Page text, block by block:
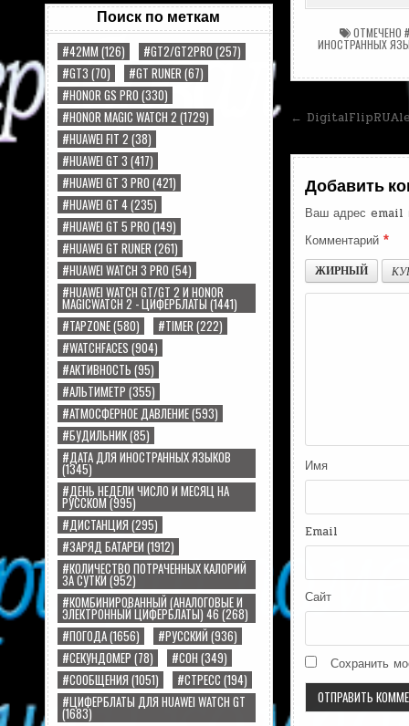
Поиск по меткам
#42MM (126) #GT2/GT2PRO (257)
#GT3 (70) #GT RUNER (67)
#HONOR GS PRO (330)
#HONOR MAGIC WATCH 2 (1729)
#HUAWEI FIT 2 (38)
#HUAWEI GT 3 (417)
#HUAWEI GT 3 PRO (421)
#HUAWEI GT 4(235)
#HUAWEI GT 5 PRO (149)
#HUAWEI GT RUNER (261)
#HUAWEI WATCH 3 PRO (54)
#HUAWEI WATCH GT/GT 2 И HONOR
MAGICWATCH 2 - ЦИФЕРБЛАТЫ(1441)
#TAPZONE(580) #TIMER (222)
#WATCHFACES (904)
#АКТИВНОСТЬ (95)
#АЛЬТИМЕТР (355)
#АТМОСФЕРНОЕ ДАВЛЕНИЕ(593)
#БУДИЛЬНИК(85)
#ДАТА ДЛЯ ИНОСТРАННЫХ ЯЗЫКОВ
(1345)
#ДЕНЬ НЕДЕЛИ ЧИСЛО И МЕСЯЦ НА
РУССКОМ(995)
#ДИСТАНЦИЯ (295)
#ЗАРЯД БАТАРЕИ (1912)
#КОЛИЧЕСТВО ПОТРАЧЕННЫХ КАЛОРИЙ
ЗА СУТКИ(952)
#КОМБИНИРОВАННЫЙ (АНАЛОГОВЫЕ И
ЭЛЕКТРОННЫЙ ЦИФЕРБЛАТЫ) 46(268)
#ПОГОДА(1656) #РУССКИЙ (936)
#СЕКУНДОМЕР (78) #СОН (349)
#СООБЩЕНИЯ (1051) #СТРЕСС (194)
#ЦИФЕРБЛАТЫ ДЛЯ HUAWEI WATCH GT
(1683)
ОТМЕЧЕНО
ИНОСТРАННЫХ
по
записям
←
Добавить
Ваш адрес email
Комментарий *
ЖИРНЫЙ
Имя
Email
Сайт
Сохранить